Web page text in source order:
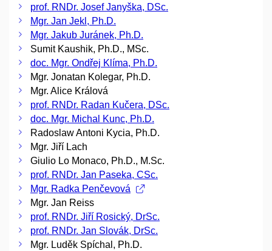
prof. RNDr. Josef Janyška, DSc.
Mgr. Jan Jekl, Ph.D.
Mgr. Jakub Juránek, Ph.D.
Sumit Kaushik, Ph.D., MSc.
doc. Mgr. Ondřej Klíma, Ph.D.
Mgr. Jonatan Kolegar, Ph.D.
Mgr. Alice Králová
prof. RNDr. Radan Kučera, DSc.
doc. Mgr. Michal Kunc, Ph.D.
Radoslaw Antoni Kycia, Ph.D.
Mgr. Jiří Lach
Giulio Lo Monaco, Ph.D., M.Sc.
prof. RNDr. Jan Paseka, CSc.
Mgr. Radka Penčevová
Mgr. Jan Reiss
prof. RNDr. Jiří Rosický, DrSc.
prof. RNDr. Jan Slovák, DrSc.
Mgr. Luděk Spíchal, Ph.D.